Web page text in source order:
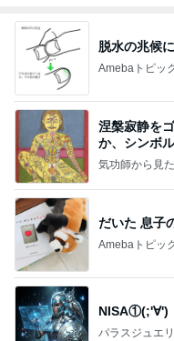
脱水の兆候
Amebaトピッ
涅槃寂静を
か、シンボ
ことが
気功師から見
だいた 息子
Amebaトピッ
NISA①(;'∀')
パラスジュエ